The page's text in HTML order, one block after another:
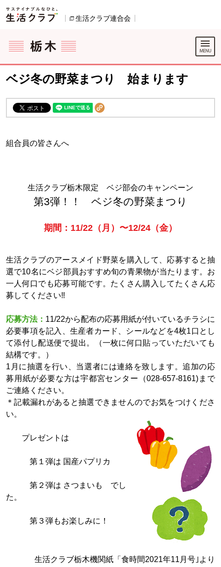
ページの先頭です。
生活クラブ連合会
ここからサイト内共通メニューです。
サイト内共通メニューをスキップする
サイト内共通メニューここまで。
ベジ冬の野菜まつり 始まります
組合員の皆さんへ
生活クラブ栃木限定 ベジ部会のキャンペーン
第3弾！！ ベジ冬の野菜まつり
期間：11/22（月）〜12/24（金）
生活クラブのアースメイド野菜を購入して、応募すると抽
選で10名にベジ部員おすすめ旬の青果物が当たります。お
一人何口でも応募可能です。たくさん購入してたくさん応
募してください‼
応募方法： 11/22から配布の応募用紙が付いているチラシに
必要事項を記入、生産者カード、シールなどを4枚1口とし
て添付し配送便で提出。（一枚に何口貼っていただいても
結構です。）
1月に抽選を行い、当選者には連絡を致します。追加の応
募用紙が必要な方は宇都宮センター（028-657-8161)まで
ご連絡ください。
＊記載漏れがあると抽選できませんのでお気をつけくださ
い。
プレゼントは
第１弾は 国産パプリカ
第２弾は さつまいも でし
た。
第３弾もお楽しみに！
生活クラブ栃木機関紙「食時間2021年11月号｣より